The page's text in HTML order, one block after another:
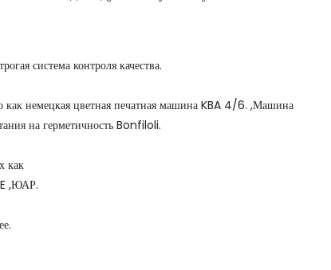
система контроля качества.
как немецкая цветная печатная машина KBA 4/6. ,Машина
на герметичность Bonfiloli.
как
,ЮАР.